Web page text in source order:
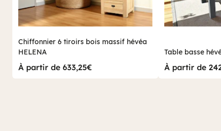
Chiffonnier 6 tiroirs bois massif hévéa
HELENA
À partir de 633,25€
Table basse
À partir de